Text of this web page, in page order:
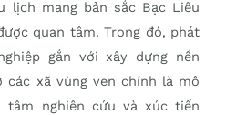
lịch mang bản sắc Bạc Liêu
quan tâm. Trong đó, phát
gắn với xây dựng nền
các xã vùng ven chính là mô
tâm nghiên cứu và xúc tiến